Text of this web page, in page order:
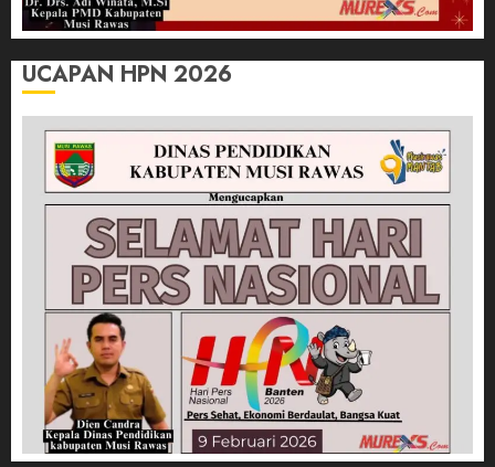
UCAPAN HPN 2026